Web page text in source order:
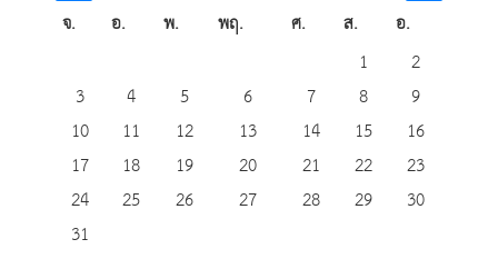
จ.
อ. พ. พฤ. ศ. ส.
อ.
1
2
3
4 5 6 7 8
9
10
11 12 13 14 15
16
17
18 19 20 21 22
23
24
25 26 27 28 29
30
31